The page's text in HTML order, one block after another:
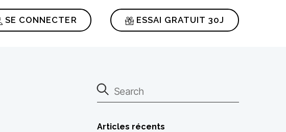
SE CONNECTER ESSAI GRATUIT 30J
Articles récents